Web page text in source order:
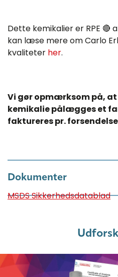
Dette kemikalier er RPE 🔴
kan læse mere om Carlo
kvaliteter her.
Vi gør opmærksom på,
kemikalie pålægges et
faktureres pr.
Dokumenter
MSDS Sikkerhedsdatablad